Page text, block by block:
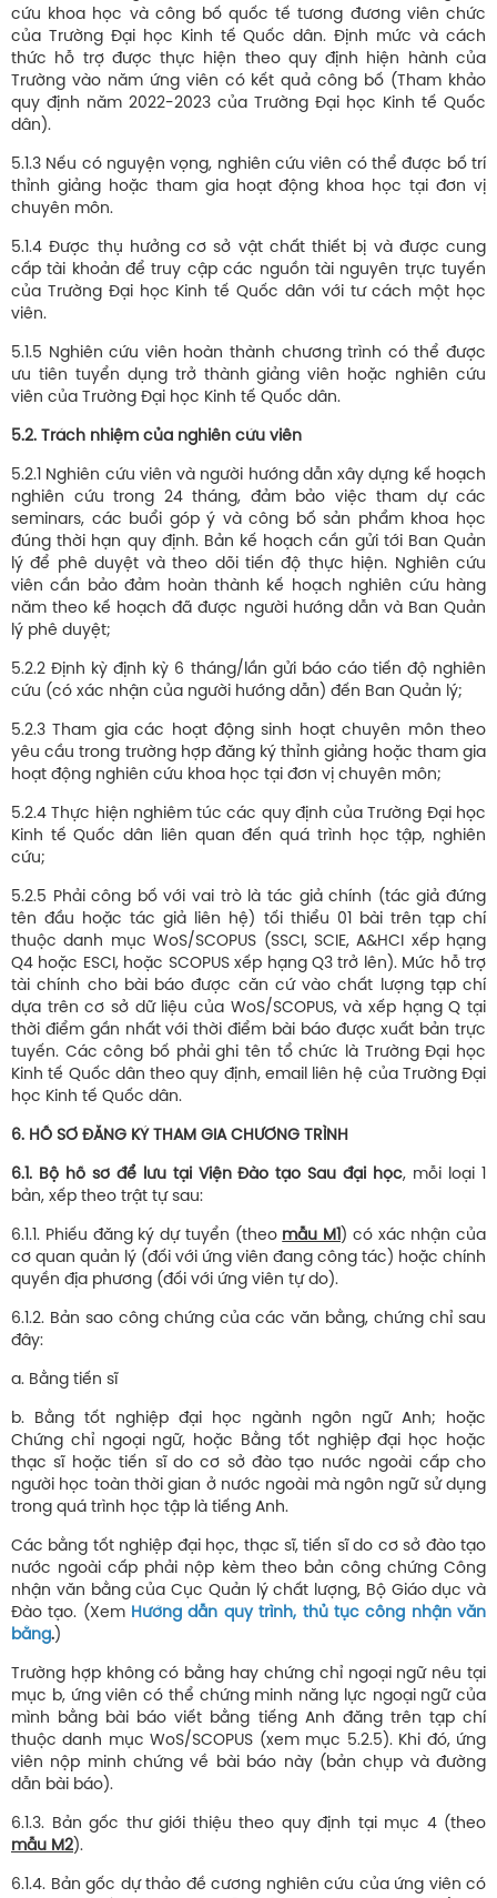
cứu khoa học và công bố quốc tế tương đương viên chức
của Trường Đại học Kinh tế Quốc dân. Định mức và cách
thức hỗ trợ được thực hiện theo quy định hiện hành của
Trường vào năm ứng viên có kết quả công bố ( Tham khảo
quy định năm 2022-2023 của Trường Đại học Kinh tế Quốc
dân ).
5.1.3 Nếu có nguyện vọng, nghiên cứu viên có thể được bố trí
thỉnh giảng hoặc tham gia hoạt động khoa học tại đơn vị
chuyên môn.
5.1.4 Được thụ hưởng cơ sở vật chất thiết bị và được cung
cấp tài khoản để truy cập các nguồn tài nguyên trực tuyến
của Trường Đại học Kinh tế Quốc dân với tư cách một học
viên.
5.1.5 Nghiên cứu viên hoàn thành chương trình có thể được
ưu tiên tuyển dụng trở thành giảng viên hoặc nghiên cứu
viên của Trường Đại học Kinh tế Quốc dân.
5.2. Trách nhiệm của nghiên cứu viên
5.2.1 Nghiên cứu viên và người hướng dẫn xây dựng kế hoạch
nghiên cứu trong 24 tháng, đảm bảo việc tham dự các
seminars, các buổi góp ý và công bố sản phẩm khoa học
đúng thời hạn quy định. Bản kế hoạch cần gửi tới Ban Quản
lý để phê duyệt và theo dõi tiến độ thực hiện. Nghiên cứu
viên cần bảo đảm hoàn thành kế hoạch nghiên cứu hàng
năm theo kế hoạch đã được người hướng dẫn và Ban Quản
lý phê duyệt;
5.2.2 Định kỳ định kỳ 6 tháng/lần gửi báo cáo tiến độ nghiên
cứu (có xác nhận của người hướng dẫn) đến Ban Quản lý;
5.2.3 Tham gia các hoạt động sinh hoạt chuyên môn theo
yêu cầu trong trường hợp đăng ký thỉnh giảng hoặc tham gia
hoạt động nghiên cứu khoa học tại đơn vị chuyên môn;
5.2.4 Thực hiện nghiêm túc các quy định của Trường Đại học
Kinh tế Quốc dân liên quan đến quá trình học tập, nghiên
cứu;
5.2.5 Phải công bố với vai trò là tác giả chính (tác giả đứng
tên đầu hoặc tác giả liên hệ) tối thiểu 01 bài trên tạp chí
thuộc danh mục WoS/SCOPUS (SSCI, SCIE, A&HCI xếp hạng
Q4 hoặc ESCI, hoặc SCOPUS xếp hạng Q3 trở lên). Mức hỗ trợ
tài chính cho bài báo được căn cứ vào chất lượng tạp chí
dựa trên cơ sở dữ liệu của WoS/SCOPUS, và xếp hạng Q tại
thời điểm gần nhất với thời điểm bài báo được xuất bản trực
tuyến. Các công bố phải ghi tên tổ chức là Trường Đại học
Kinh tế Quốc dân theo quy định, email liên hệ của Trường Đại
học Kinh tế Quốc dân.
6. HỒ SƠ ĐĂNG KÝ THAM GIA CHƯƠNG TRÌNH
6.1. Bộ hồ sơ để lưu tại Viện Đào tạo Sau đại học, mỗi loại 1
bản, xếp theo trật tự sau:
6.1.1. Phiếu đăng ký dự tuyển (theo mẫu M1) có xác nhận của
cơ quan quản lý (đối với ứng viên đang công tác) hoặc chính
quyền địa phương (đối với ứng viên tự do).
6.1.2. Bản sao công chứng của các văn bằng, chứng chỉ sau
đây:
a. Bằng tiến sĩ
b. Bằng tốt nghiệp đại học ngành ngôn ngữ Anh; hoặc
Chứng chỉ ngoại ngữ, hoặc Bằng tốt nghiệp đại học hoặc
thạc sĩ hoặc tiến sĩ do cơ sở đào tạo nước ngoài cấp cho
người học toàn thời gian ở nước ngoài mà ngôn ngữ sử dụng
trong quá trình học tập là tiếng Anh.
Các bằng tốt nghiệp đại học, thạc sĩ, tiến sĩ do cơ sở đào tạo
nước ngoài cấp phải nộp kèm theo bản công chứng Công
nhận văn bằng của Cục Quản lý chất lượng, Bộ Giáo dục và
Đào tạo. (Xem Hướng dẫn quy trình, thủ tục công nhận văn
bằng.)
Trường hợp không có bằng hay chứng chỉ ngoại ngữ nêu tại
mục b, ứng viên có thể chứng minh năng lực ngoại ngữ của
mình bằng bài báo viết bằng tiếng Anh đăng trên tạp chí
thuộc danh mục WoS/SCOPUS (xem mục 5.2.5). Khi đó, ứng
viên nộp minh chứng về bài báo này (bản chụp và đường
dẫn bài báo).
6.1.3. Bản gốc thư giới thiệu theo quy định tại mục 4 (theo
mẫu M2).
6.1.4. Bản gốc dự thảo đề cương nghiên cứu của ứng viên có